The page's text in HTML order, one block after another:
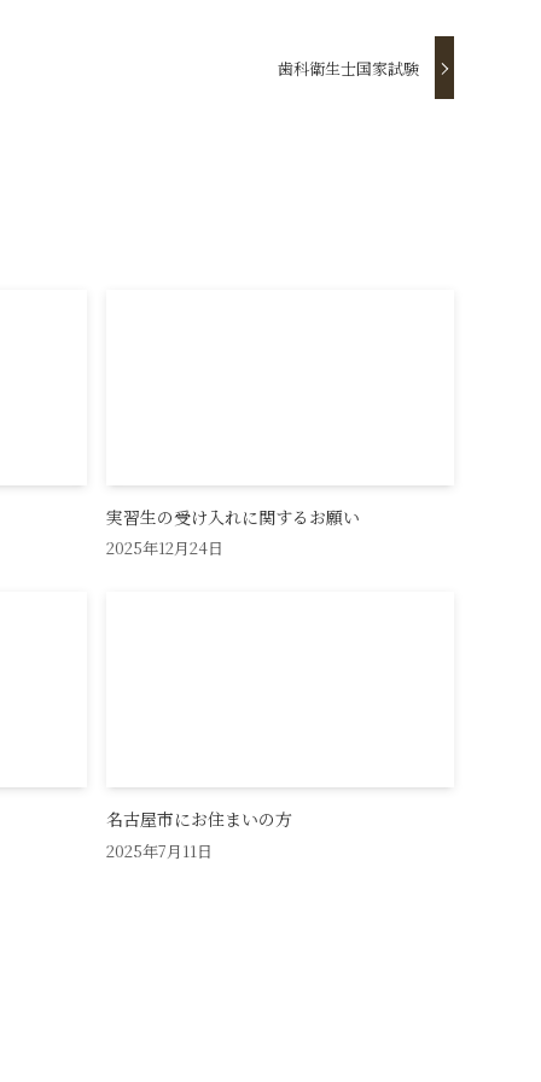
歯科衛生士国家試験
実習生の受け入れに関するお願い
2025年12月24日
名古屋市にお住まいの方
2025年7月11日